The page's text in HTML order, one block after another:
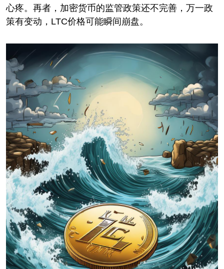
心疼。再者，加密货币的监管政策还不完善，万一政
策有变动，LTC价格可能瞬间崩盘。